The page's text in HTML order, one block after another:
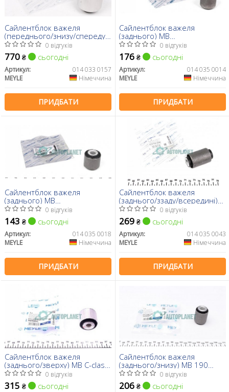
Сайлентблок важеля
(переднього/знизу/спереду)
MB (W211) 02-08
(повздовжнього)
0 відгуків
770 ₴ сьогодні
Артикул:
014 033 0157
MEYLE
Німеччина
ПРИДБАТИ
Сайлентблок важеля
(заднього) MB
(W124/W201/W210) (попер.)
0 відгуків
176 ₴ сьогодні
Артикул:
014 035 0014
MEYLE
Німеччина
ПРИДБАТИ
Сайлентблок важеля
(заднього) MB
(W124/W202/W210)
0 відгуків
143 ₴ сьогодні
Артикул:
014 035 0018
MEYLE
Німеччина
ПРИДБАТИ
Сайлентблок важеля
(заднього/ззаду/всередині)
DB (W124/W201/W202/W210)
84- (12x33)
0 відгуків
269 ₴ сьогодні
Артикул:
014 035 0043
MEYLE
Німеччина
ПРИДБАТИ
Сайлентблок важеля
(заднього/зверху) MB C-class
(W204/205) E-class
(W211/212/213) 03-
0 відгуків
315 ₴ сьогодні
Сайлентблок важеля
(заднього/знизу) MB 190
(W201)/ C-Class (W202/203)/
E-claas (W124/W210) -02
0 відгуків
206 ₴ сьогодні